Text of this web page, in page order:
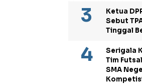
Ketua
Sebut
Tinggal
Serigala
Tim
SMA